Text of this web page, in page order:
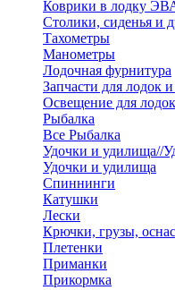
Коврики в лодку
Столики, сиденья и
Тахометры
Манометры
Лодочная фурнитура
Запчасти для лодок
Освещение для лодок
Рыбалка
Все Рыбалка
Удочки и удилища//
Удочки и удилища
Спиннинги
Катушки
Лески
Крючки, грузы,
Плетенки
Приманки
Прикормка